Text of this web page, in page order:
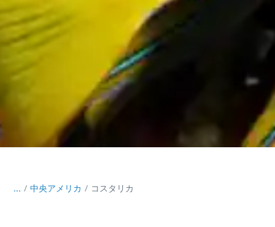
... / 中央アメリカ コスタリカ